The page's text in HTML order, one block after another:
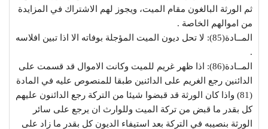
ثم الورثة البالغون مقام الميت، ويجوز لهم الاشتراك في المزايدة
من اموالهم الخاصة .
المــادة(85): لا تحل ديون الميت المؤجلة بوفاته الا اذا تبين افلاسه
.
المــادة(86): اذا ظهر غريم للميت وكانت الاموال قد قسمت على
الدائنين رجع الغريم على الدائنين طبقا للمنصوص عليه في المادة
(81) واذا كان الورثة قد قبضوا شيئا من التركة رجع الدائنون عليهم
كل بقدر ما قبض من تركة الميت وللوارث ان يرجع على سائر
الورثة بنصيبه في التركة بعد استيفاء الديون كل بقدر ما زاد على